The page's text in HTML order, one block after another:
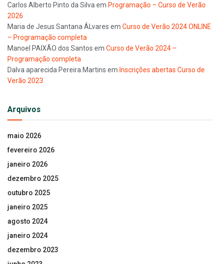
Carlos Alberto Pinto da Silvaem Programação – Curso de Verão
2026
Maria de Jesus Santana ÁLvares em Curso de Verão 2024 ONLINE
– Programação completa
Manoel PAIXÃO dos Santos em Curso de Verão 2024 –
Programação completa
Dalva aparecida Pereira Martins em Inscrições abertas Curso de
Verão 2023
Arquivos
maio 2026
fevereiro 2026
janeiro 2026
dezembro 2025
outubro 2025
janeiro 2025
agosto 2024
janeiro 2024
dezembro 2023